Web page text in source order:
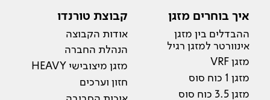
איך בוחרים מזגן
ההבדלים בין מזגן
אינוורטר למזגן רגיל
מזגן VRF
מזגן 1 כוח סוס
מזגן 3.5 כוח סוס
קבוצת טורנדו
אודות הקבוצה
הנהלת החברה
מזגן מיצובישי HEAVY
חזון וערכים